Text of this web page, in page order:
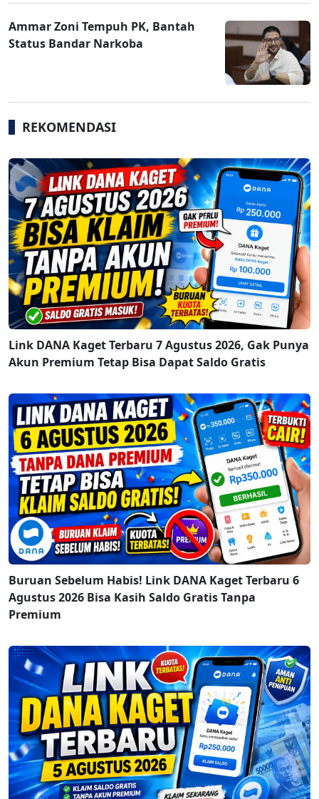
Ammar Zoni Tempuh PK, Bantah
Status Bandar Narkoba
REKOMENDASI
Link DANA Kaget Terbaru 7 Agustus 2026, Gak Punya
Akun Premium Tetap Bisa Dapat Saldo Gratis
Buruan Sebelum Habis! Link DANA Kaget Terbaru 6
Agustus 2026 Bisa Kasih Saldo Gratis Tanpa
Premium